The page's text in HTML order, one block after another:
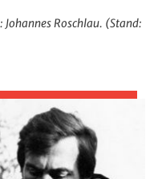
Roschlau. (Stand: